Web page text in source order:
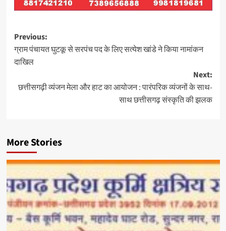
Post
navigation
Previous:
ग्राम पंचायत घुटकू से सरपंच पद के लिए सत्येश खांडे ने किया नामांकन
दाखिल
Next:
छत्तीसगढ़ी व्यंजन मेला और हाट का आयोजन : पारंपरिक व्यंजनों के साथ-
साथ छत्तीसगढ़ संस्कृति की झलक
More Stories